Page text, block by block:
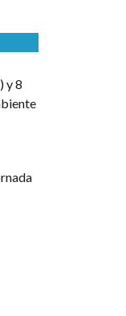
y 8